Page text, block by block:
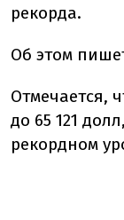
рекорда.
Об этом
Отмечается,
до 65 121
рекордном